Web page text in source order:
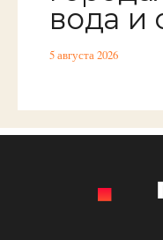
вода и
5 августа 2026